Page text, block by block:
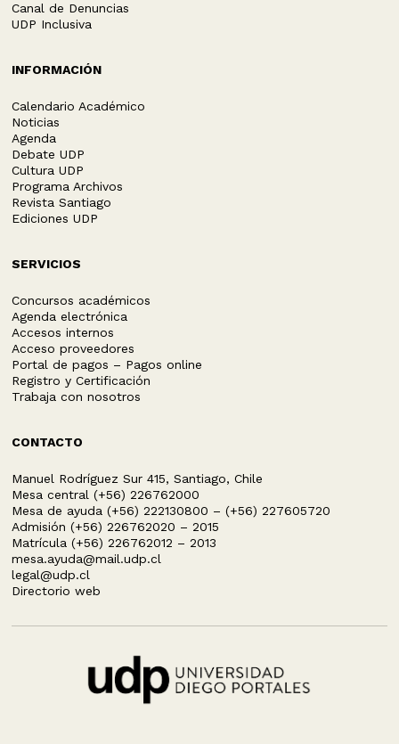
Canal de Denuncias
UDP Inclusiva
INFORMACIÓN
Calendario Académico
Noticias
Agenda
Debate UDP
Cultura UDP
Programa Archivos
Revista Santiago
Ediciones UDP
SERVICIOS
Concursos académicos
Agenda electrónica
Accesos internos
Acceso proveedores
Portal de pagos – Pagos online
Registro y Certificación
Trabaja con nosotros
CONTACTO
Manuel Rodríguez Sur 415, Santiago, Chile
Mesa central (+56) 226762000
Mesa de ayuda (+56) 222130800 – (+56) 227605720
Admisión (+56) 226762020 – 2015
Matrícula (+56) 226762012 – 2013
mesa.ayuda@mail.udp.cl
legal@udp.cl
Directorio web